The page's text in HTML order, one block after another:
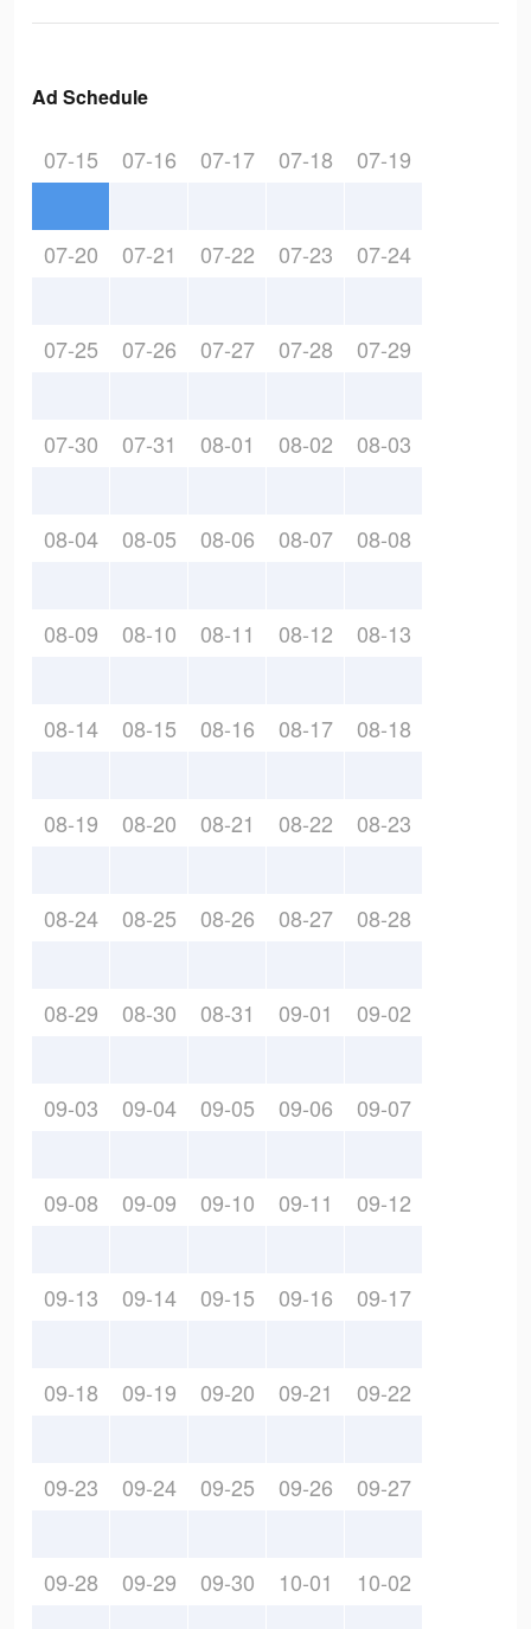
Ad Schedule
07-15 07-16 07-17 07-18 07-19
07-20 07-21 07-22 07-23 07-24
07-25 07-26 07-27 07-28 07-29
07-30 07-31 08-01 08-02 08-03
08-04 08-05 08-06 08-07 08-08
08-09 08-10 08-11 08-12 08-13
08-14 08-15 08-16 08-17 08-18
08-19 08-20 08-21 08-22 08-23
08-24 08-25 08-26 08-27 08-28
08-29 08-30 08-31 09-01 09-02
09-03 09-04 09-05 09-06 09-07
09-08 09-09 09-10 09-11 09-12
09-13 09-14 09-15 09-16 09-17
09-18 09-19 09-20 09-21 09-22
09-23 09-24 09-25 09-26 09-27
09-28 09-29 09-30 10-01 10-02